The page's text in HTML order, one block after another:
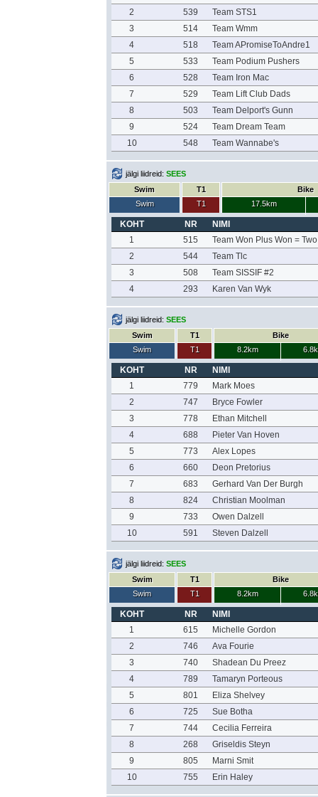
2
539
Team STS1
3
514
Team Wmm
4
518
Team APromiseToAndre1
5
533
Team Podium Pushers
6
528
Team Iron Mac
7
529
Team Lift Club Dads
8
503
Team Delport's Gunn
9
524
Team Dream Team
10
548 Team Wannabe's
jälgi liidreid: SEES
Swim
Swim
T1
T1
Bike
17.5km
KOHT NR
NIMI
1
515
Team Won Plus Won = Two
2
544
Team Tlc
3
508
Team SISSIF #2
4
293 Karen Van Wyk
jälgi liidreid: SEES
Swim
Swim
T1
T1
Bike
8.2km
KOHT NR
NIMI
1
779
Mark Moes
2
747
Bryce Fowler
3
778
Ethan Mitchell
4
688
Pieter Van Hoven
5
773
Alex Lopes
6
660
Deon Pretorius
7
683
Gerhard Van Der Burgh
8
824
Christian Moolman
9
733
Owen Dalzell
10
591 Steven Dalzell
jälgi liidreid: SEES
Swim
Swim
T1
T1
Bike
8.2km
KOHT NR
NIMI
1
615
Michelle Gordon
2
746
Ava Fourie
3
740
Shadean Du Preez
4
789
Tamaryn Porteous
5
801
Eliza Shelvey
6
725
Sue Botha
7
744
Cecilia Ferreira
8
268
Griseldis Steyn
9
805
Marni Smit
10
755 Erin Haley